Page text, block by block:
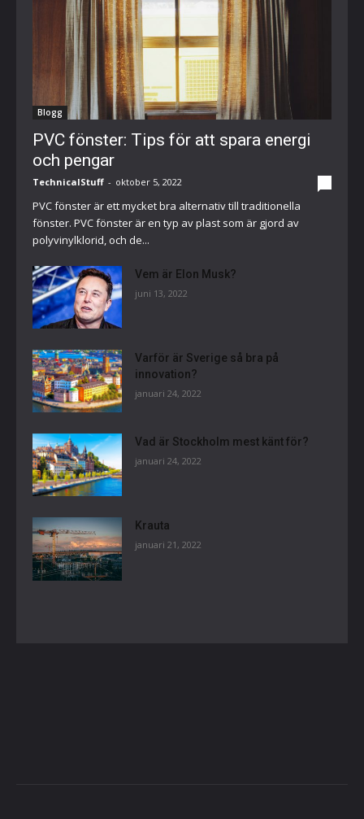
Blogg
PVC fönster: Tips för att spara energi
och pengar
TechnicalStuff - oktober 5, 2022
PVC fönster är ett mycket bra alternativ till traditionella
fönster. PVC fönster är en typ av plast som är gjord av
polyvinylklorid, och de...
Vem är Elon Musk?
juni 13, 2022
Varför är Sverige så bra på
innovation?
januari 24, 2022
Vad är Stockholm mest känt för?
januari 24, 2022
Krauta
januari 21, 2022